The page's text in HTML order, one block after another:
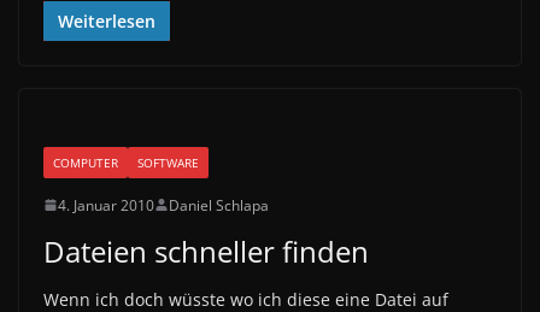
Weiterlesen
COMPUTER SOFTWARE
4. Januar 2010 Daniel Schlapa
Dateien schneller finden
Wenn ich doch wüsste wo ich diese eine Datei auf